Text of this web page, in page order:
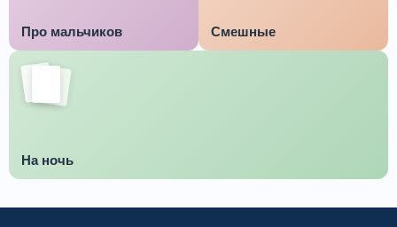
Про мальчиков Смешные
На ночь